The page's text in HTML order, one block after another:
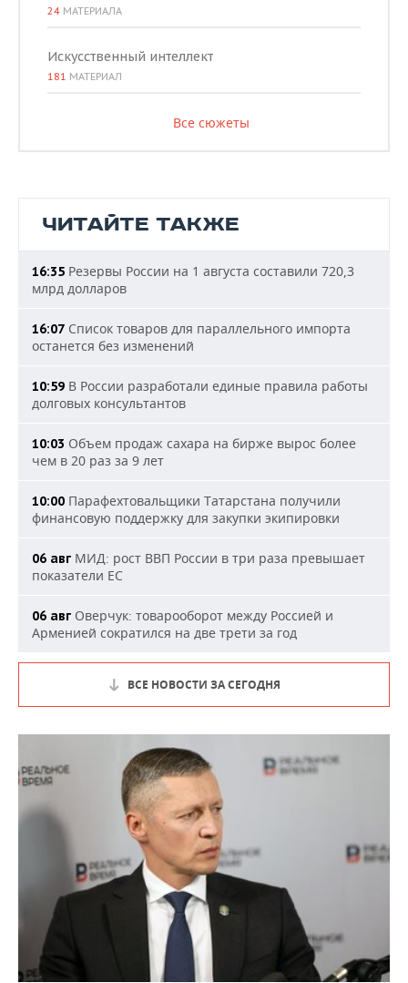
24 МАТЕРИАЛА
Искусственный интеллект
181 МАТЕРИАЛ
Все сюжеты
ЧИТАЙТЕ ТАКЖЕ
16:35 Резервы России на 1 августа составили 720,3
млрд долларов
16:07 Список товаров для параллельного импорта
останется без изменений
10:59 В России разработали единые правила работы
долговых консультантов
10:03 Объем продаж сахара на бирже вырос более
чем в 20 раз за 9 лет
10:00 Парафехтовальщики Татарстана получили
финансовую поддержку для закупки экипировки
06 авг МИД: рост ВВП России в три раза превышает
показатели ЕС
06 авг Оверчук: товарооборот между Россией и
Арменией сократился на две трети за год
ВСЕ НОВОСТИ ЗА СЕГОДНЯ